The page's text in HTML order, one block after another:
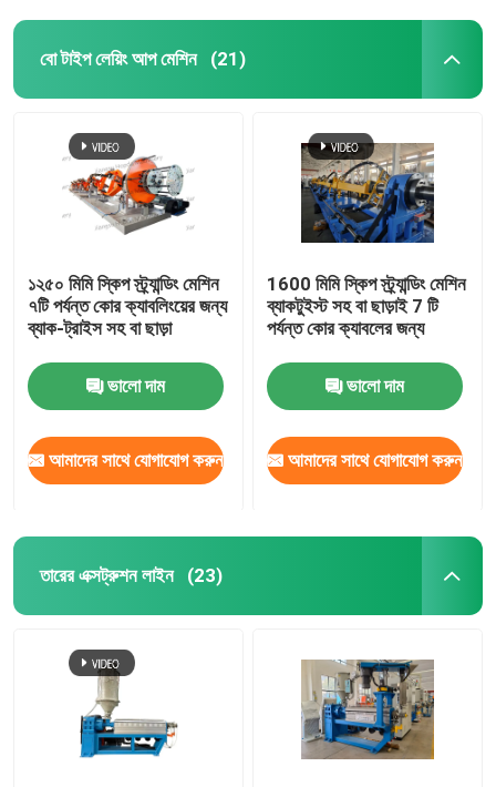
বো টাইপ লেয়িং আপ মেশিন (21)
১২৫০ মিমি স্কিপ স্ট্র্যান্ডিং মেশিন
৭টি পর্যন্ত কোর ক্যাবলিংয়ের জন্য
ব্যাক-ট্রাইস সহ বা ছাড়া
ভালো দাম
আমাদের সাথে যোগাযোগ করুন
1600 মিমি স্কিপ স্ট্র্যান্ডিং মেশিন
ব্যাকটুইস্ট সহ বা ছাড়াই 7 টি
পর্যন্ত কোর ক্যাবলের জন্য
ভালো দাম
আমাদের সাথে যোগাযোগ করুন
তারের এক্সট্রুশন লাইন (23)